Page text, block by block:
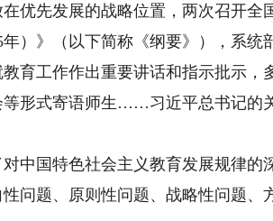
先发展的战略位置，两次召开全
）》（以下简称《纲要》），系统
育工作作出重要讲话和指示批示，
等形式寄语师生……习近平总书记的
国特色社会主义教育发展规律的
问题、原则性问题、战略性问题、